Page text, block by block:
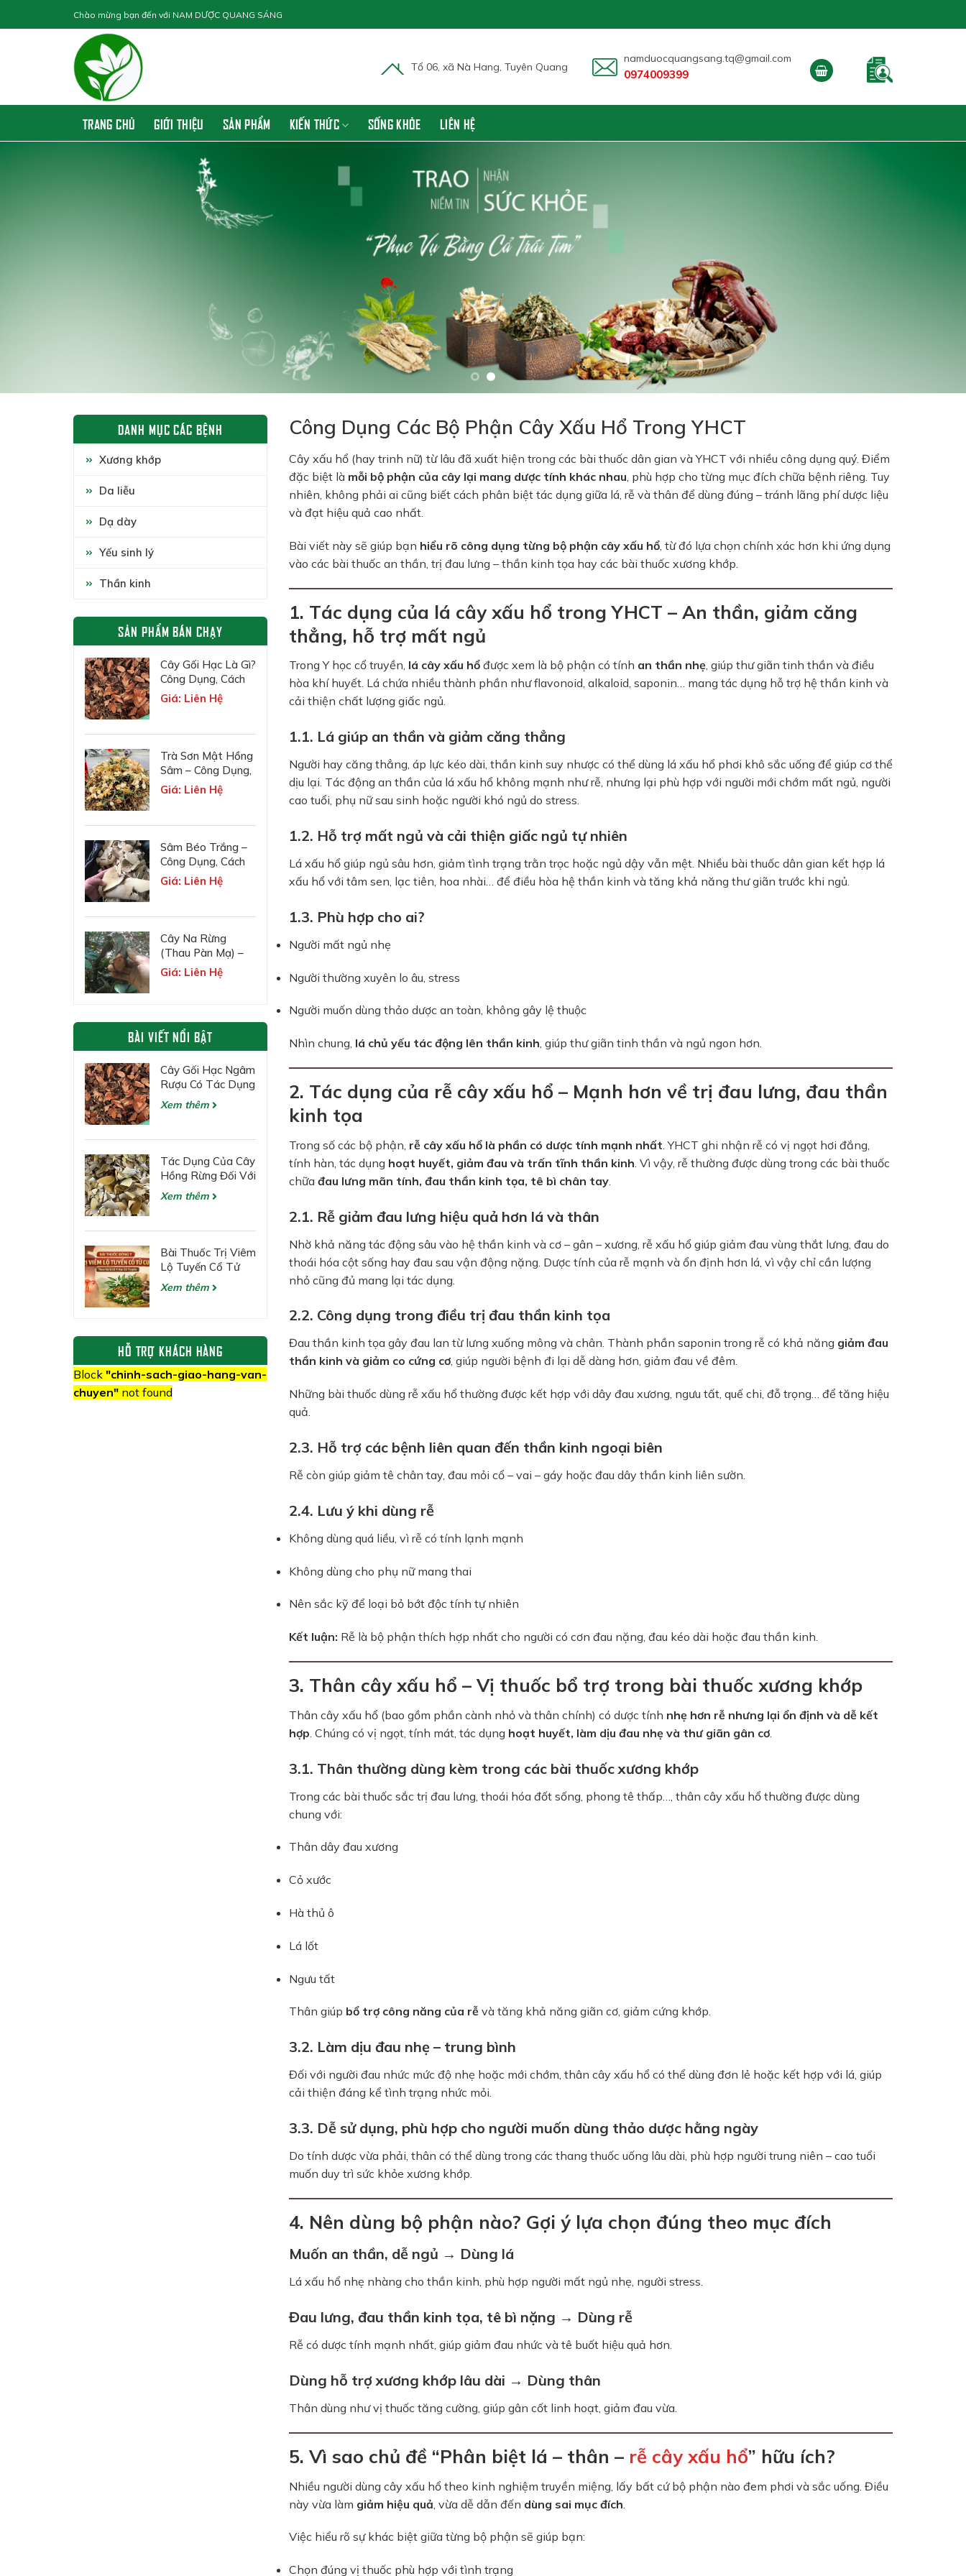
to
Chào mừng bạn đến với NAM DƯỢC QUANG SÁNG
Tổ 06, xã Nà Hang, Tuyên Quang
namduocquangsang.tq@gmail.com
0974009399
TRANG CHỦ GIỚI THIỆU SẢN PHẨM KIẾN THỨC SỐNG KHỎE LIÊN HỆ
Công Dụng Các Bộ Phận Cây Xấu Hổ Trong YHCT
Cây xấu hổ (hay trinh nữ) từ lâu đã xuất hiện trong các bài thuốc dân gian và YHCT với nhiều công dụng quý. Điểm
đặc biệt là mỗi bộ phận của cây lại mang dược tính khác nhau , phù hợp cho từng mục đích chữa bệnh riêng. Tuy
nhiên, không phải ai cũng biết cách phân biệt tác dụng giữa lá, rễ và thân để dùng đúng – tránh lãng phí dược liệu
và đạt hiệu quả cao nhất.
Bài viết này sẽ giúp bạn hiểu rõ công dụng từng bộ phận cây xấu hổ , từ đó lựa chọn chính xác hơn khi ứng dụng
vào các bài thuốc an thần, trị đau lưng – thần kinh tọa hay các bài thuốc xương khớp.
1. Tác dụng của lá cây xấu hổ trong YHCT – An thần, giảm căng
thẳng, hỗ trợ mất ngủ
Trong Y học cổ truyền, lá cây xấu hổ được xem là bộ phận có tính an thần nhẹ, giúp thư giãn tinh thần và điều
hòa khí huyết. Lá chứa nhiều thành phần như flavonoid, alkaloid, saponin… mang tác dụng hỗ trợ hệ thần kinh và
cải thiện chất lượng giấc ngủ.
1.1. Lá giúp an thần và giảm căng thẳng
Người hay căng thẳng, áp lực kéo dài, thần kinh suy nhược có thể dùng lá xấu hổ phơi khô sắc uống để giúp cơ thể
dịu lại. Tác động an thần của lá xấu hổ không mạnh như rễ, nhưng lại phù hợp với người mới chớm mất ngủ, người
cao tuổi, phụ nữ sau sinh hoặc người khó ngủ do stress.
1.2. Hỗ trợ mất ngủ và cải thiện giấc ngủ tự nhiên
Lá xấu hổ giúp ngủ sâu hơn, giảm tình trạng trằn trọc hoặc ngủ dậy vẫn mệt. Nhiều bài thuốc dân gian kết hợp lá
xấu hổ với tâm sen, lạc tiên, hoa nhài… để điều hòa hệ thần kinh và tăng khả năng thư giãn trước khi ngủ.
1.3. Phù hợp cho ai?
Người mất ngủ nhẹ
Người thường xuyên lo âu, stress
Người muốn dùng thảo dược an toàn, không gây lệ thuộc
Nhìn chung, lá chủ yếu tác động lên thần kinh, giúp thư giãn tinh thần và ngủ ngon hơn.
2. Tác dụng của rễ cây xấu hổ – Mạnh hơn về trị đau lưng, đau thần
kinh tọa
Trong số các bộ phận, rễ cây xấu hổ là phần có dược tính mạnh nhất . YHCT ghi nhận rễ có vị ngọt hơi đắng,
tính hàn, tác dụng hoạt huyết, giảm đau và trấn tĩnh thần kinh . Vì vậy, rễ thường được dùng trong các bài thuốc
chữa đau lưng mãn tính, đau thần kinh tọa, tê bì chân tay
2.1. Rễ giảm đau lưng hiệu quả hơn lá và thân
Nhờ khả năng tác động sâu vào hệ thần kinh và cơ – gân – xương, rễ xấu hổ giúp giảm đau vùng thắt lưng, đau do
thoái hóa cột sống hay đau sau vận động nặng. Dược tính của rễ mạnh và ổn định hơn lá, vì vậy chỉ cần lượng
nhỏ cũng đủ mang lại tác dụng.
2.2. Công dụng trong điều trị đau thần kinh tọa
Đau thần kinh tọa gây đau lan từ lưng xuống mông và chân. Thành phần saponin trong rễ có khả năng giảm đau
thần kinh và giảm co cứng cơ, giúp người bệnh đi lại dễ dàng hơn, giảm đau về đêm.
Những bài thuốc dùng rễ xấu hổ thường được kết hợp với dây đau xương, ngưu tất, quế chi, đỗ trọng… để tăng hiệu
quả.
2.3. Hỗ trợ các bệnh liên quan đến thần kinh ngoại biên
Rễ còn giúp giảm tê chân tay, đau mỏi cổ – vai – gáy hoặc đau dây thần kinh liên sườn.
2.4. Lưu ý khi dùng rễ
Không dùng quá liều, vì rễ có tính lạnh mạnh
Không dùng cho phụ nữ mang thai
Nên sắc kỹ để loại bỏ bớt độc tính tự nhiên
Kết luận: Rễ là bộ phận thích hợp nhất cho người có cơn đau nặng, đau kéo dài hoặc đau thần kinh.
3. Thân cây xấu hổ – Vị thuốc bổ trợ trong bài thuốc xương khớp
Thân cây xấu hổ (bao gồm phần cành nhỏ và thân chính) có dược tính nhẹ hơn rễ nhưng lại ổn định và dễ kết
hợp . Chúng có vị ngọt, tính mát, tác dụng hoạt huyết, làm dịu đau nhẹ và thư giãn gân cơ
3.1. Thân thường dùng kèm trong các bài thuốc xương khớp
Trong các bài thuốc sắc trị đau lưng, thoái hóa đốt sống, phong tê thấp…, thân cây xấu hổ thường được dùng
chung với:
Thân dây đau xương
Cỏ xước
Hà thủ ô
Lá lốt
Ngưu tất
Thân giúp bổ trợ công năng của rễ và tăng khả năng giãn cơ, giảm cứng khớp.
3.2. Làm dịu đau nhẹ – trung bình
Đối với người đau nhức mức độ nhẹ hoặc mới chớm, thân cây xấu hổ có thể dùng đơn lẻ hoặc kết hợp với lá, giúp
cải thiện đáng kể tình trạng nhức mỏi.
3.3. Dễ sử dụng, phù hợp cho người muốn dùng thảo dược hằng ngày
Do tính dược vừa phải, thân có thể dùng trong các thang thuốc uống lâu dài, phù hợp người trung niên – cao tuổi
muốn duy trì sức khỏe xương khớp.
4. Nên dùng bộ phận nào? Gợi ý lựa chọn đúng theo mục đích
Muốn an thần, dễ ngủ → Dùng lá
Lá xấu hổ nhẹ nhàng cho thần kinh, phù hợp người mất ngủ nhẹ, người stress.
Đau lưng, đau thần kinh tọa, tê bì nặng → Dùng rễ
Rễ có dược tính mạnh nhất, giúp giảm đau nhức và tê buốt hiệu quả hơn.
Dùng hỗ trợ xương khớp lâu dài → Dùng thân
Thân dùng như vị thuốc tăng cường, giúp gân cốt linh hoạt, giảm đau vừa.
5. Vì sao chủ đề “Phân biệt lá – thân – rễ cây xấu hổ” hữu ích?
Nhiều người dùng cây xấu hổ theo kinh nghiệm truyền miệng, lấy bất cứ bộ phận nào đem phơi và sắc uống. Điều
này vừa làm giảm hiệu quả , vừa dễ dẫn đến dùng sai mục đích
Việc hiểu rõ sự khác biệt giữa từng bộ phận sẽ giúp bạn:
Chọn đúng vị thuốc phù hợp với tình trạng
DANH MỤC CÁC BỆNH
Xương khớp
Da liễu
Dạ dày
Yếu sinh lý
Thần kinh
SẢN PHẨM BÁN CHẠY
Cây Gối Hạc Là Gì?
Công Dụng, Cách
Dùng, Liều Lượng
Giá: Liên Hệ
Trà Sơn Mật Hồng
Sâm – Công Dụng,
Giá Bán & Cách
Giá: Liên Hệ
Sâm Béo Trắng –
Công Dụng, Cách
Dùng & Lưu Ý Khi
Giá: Liên Hệ
Cây Na Rừng
(Thau Pàn Mạ) –
Thảo Dược Quý
Của Núi Rừng
Giá: Liên Hệ
BÀI VIẾT NỔI BẬT
Cây Gối Hạc Ngâm
Rượu Có Tác Dụng
Gì?
Xem thêm
Tác Dụng Của Cây
Hồng Rừng Đối Với
Các Bệnh Về Gan
Xem thêm
Bài Thuốc Trị Viêm
Lộ Tuyến Cổ Tử
Cung Theo Đông Y
Xem thêm
HỖ TRỢ KHÁCH HÀNG
Block "chinh-sach-giao-hang-van-
chuyen" not found